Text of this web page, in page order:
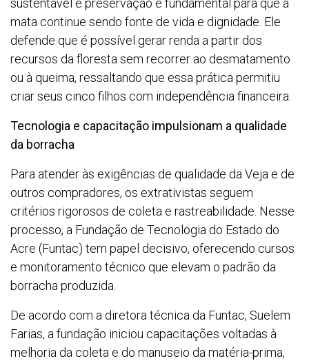
sustentável e preservação é fundamental para que a
mata continue sendo fonte de vida e dignidade. Ele
defende que é possível gerar renda a partir dos
recursos da floresta sem recorrer ao desmatamento
ou à queima, ressaltando que essa prática permitiu
criar seus cinco filhos com independência financeira.
Tecnologia e capacitação impulsionam a qualidade
da borracha
Para atender às exigências de qualidade da Veja e de
outros compradores, os extrativistas seguem
critérios rigorosos de coleta e rastreabilidade. Nesse
processo, a Fundação de Tecnologia do Estado do
Acre (Funtac) tem papel decisivo, oferecendo cursos
e monitoramento técnico que elevam o padrão da
borracha produzida.
De acordo com a diretora técnica da Funtac, Suelem
Farias, a fundação iniciou capacitações voltadas à
melhoria da coleta e do manuseio da matéria-prima,